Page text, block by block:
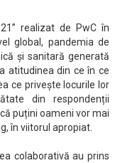
realizat de PwC în
global, pandemia de
și sanitară generată
atitudinea din ce în ce
ce privește locurile lor
din respondenții
puțini oameni vor mai
în viitorul apropiat.
colaborativă au prins